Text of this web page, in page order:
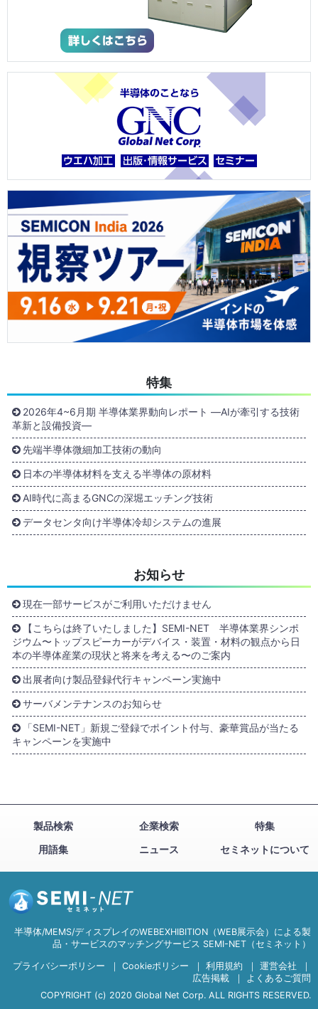
特集
2026年4~6月期 半導体業界動向レポート ―AIが牽引する技術
革新と設備投資―
先端半導体微細加工技術の動向
日本の半導体材料を支える半導体の原材料
AI時代に高まるGNCの深堀エッチング技術
データセンタ向け半導体冷却システムの進展
お知らせ
現在一部サービスがご利用いただけません
【こちらは終了いたしました】SEMI-NET 半導体業界シンポ
ジウム〜トップスピーカーがデバイス・装置・材料の観点から日
本の半導体産業の現状と将来を考える〜のご案内
出展者向け製品登録代行キャンペーン実施中
サーバメンテナンスのお知らせ
「SEMI-NET」新規ご登録でポイント付与、豪華賞品が当たる
キャンペーンを実施中
製品検索 企業検索
特集
用語集
ニュース セミネットについて
半導体/MEMS/ディスプレイのWEBEXHIBITION（WEB展示会）による製
品・サービスのマッチングサービス SEMI-NET（セミネット）
プライバシーポリシー ｜ Cookieポリシー ｜ 利用規約 ｜ 運営会社
｜
広告掲載
｜ よくあるご質問
COPYRIGHT (c) 2020 Global Net Corp. ALL RIGHTS RESERVED.